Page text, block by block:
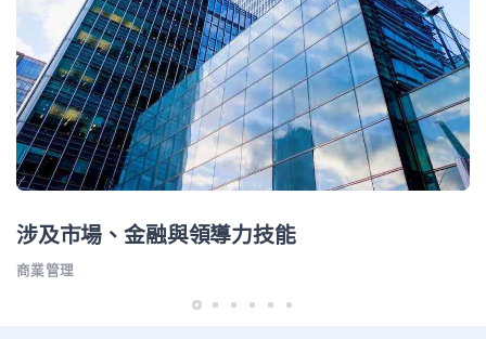
涉及市場、金融與領導力技能
商業管理